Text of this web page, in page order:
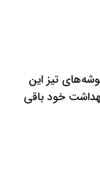
تیز این
خود باقی